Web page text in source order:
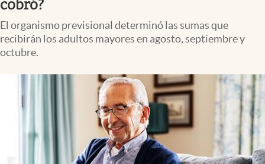
Apertura
Mundial 2026
cobró?
El organismo previsional determinó las sumas que
recibirán los adultos mayores en agosto, septiembre y
octubre.